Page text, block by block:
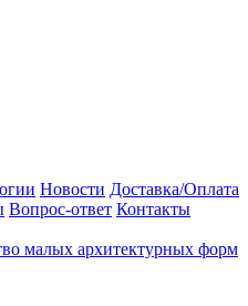
Новости Доставка/Оплата
Вопрос-ответ Контакты